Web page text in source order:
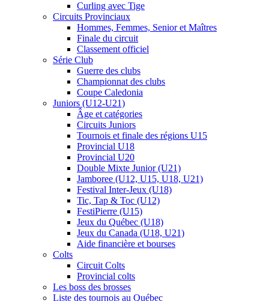
Curling avec Tige
Circuits Provinciaux
Hommes, Femmes, Senior et Maîtres
Finale du circuit
Classement officiel
Série Club
Guerre des clubs
Championnat des clubs
Coupe Caledonia
Juniors (U12-U21)
Âge et catégories
Circuits Juniors
Tournois et finale des régions U15
Provincial U18
Provincial U20
Double Mixte Junior (U21)
Jamboree (U12, U15, U18, U21)
Festival Inter-Jeux (U18)
Tic, Tap & Toc (U12)
FestiPierre (U15)
Jeux du Québec (U18)
Jeux du Canada (U18, U21)
Aide financière et bourses
Colts
Circuit Colts
Provincial colts
Les boss des brosses
Liste des tournois au Québec